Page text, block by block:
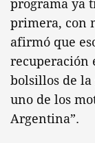
programa ya
primera, con
afirmó que
recuperación
bolsillos de la
uno de los
Argentina”.